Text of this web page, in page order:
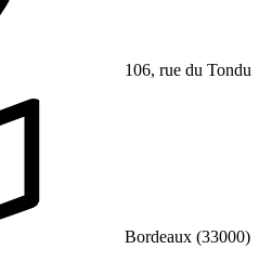
106, rue du Tondu
Bordeaux (33000)